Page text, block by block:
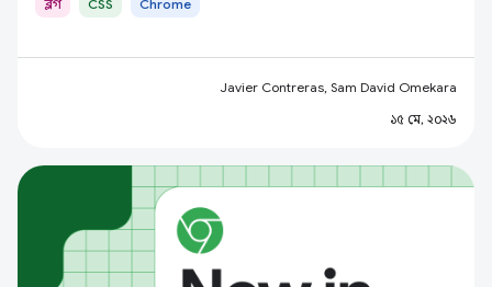
ব্লগ CSS Chrome
Javier Contreras, Sam David Omekara
১৫ মে, ২০২৬